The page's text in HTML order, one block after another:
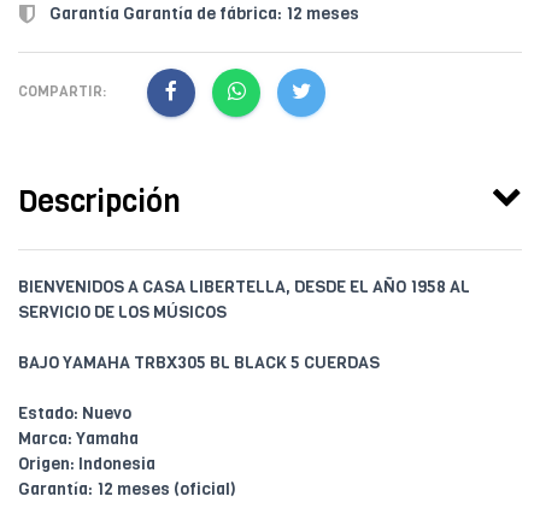
Garantía Garantía de fábrica: 12 meses
COMPARTIR:
Descripción
BIENVENIDOS A CASA LIBERTELLA, DESDE EL AÑO 1958 AL
SERVICIO DE LOS MÚSICOS
BAJO YAMAHA TRBX305 BL BLACK 5 CUERDAS
Estado: Nuevo
Marca: Yamaha
Origen: Indonesia
Garantía: 12 meses (oficial)